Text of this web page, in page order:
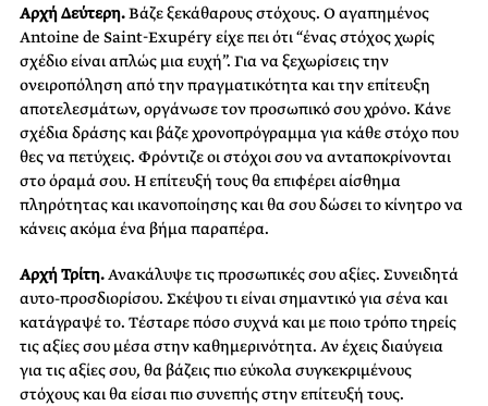
Αρχή Δεύτερη.Βάζε ξεκάθαρους στόχους. Ο αγαπημένος
Antoine de Saint-Exupéry είχε πει ότι “ένας στόχος χωρίς
σχέδιο είναι απλώς μια ευχή”. Για να ξεχωρίσεις την
ονειροπόληση από την πραγματικότητα και την επίτευξη
αποτελεσμάτων, οργάνωσε τον προσωπικό σου χρόνο. Κάνε
σχέδια δράσης και βάζε χρονοπρόγραμμα για κάθε στόχο που
θες να πετύχεις. Φρόντιζε οι στόχοι σου να ανταποκρίνονται
στο όραμά σου. Η επίτευξή τους θα επιφέρει αίσθημα
πληρότητας και ικανοποίησης και θα σου δώσει το κίνητρο να
κάνεις ακόμα ένα βήμα παραπέρα.
Αρχή Τρίτη.Ανακάλυψε τις προσωπικές σου αξίες. Συνειδητά
αυτο-προσδιορίσου. Σκέψου τι είναι σημαντικό για σένα και
κατάγραψέ το. Τέσταρε πόσο συχνά και με ποιο τρόπο τηρείς
τις αξίες σου μέσα στην καθημερινότητα. Αν έχεις διαύγεια
για τις αξίες σου, θα βάζεις πιο εύκολα συγκεκριμένους
στόχους και θα είσαι πιο συνεπής στην επίτευξή τους.